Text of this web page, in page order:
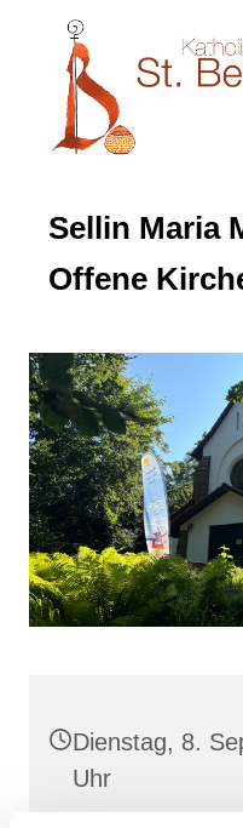
Sellin Maria
Offene
Dienstag, 8.
Uhr